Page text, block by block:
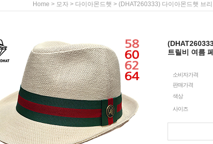
Home > 모자 > 다이아몬드햇 > (DHAT260333) 다이아몬드햇 브
트릴비 여름
소비자가격
판매가격
색상
사이즈